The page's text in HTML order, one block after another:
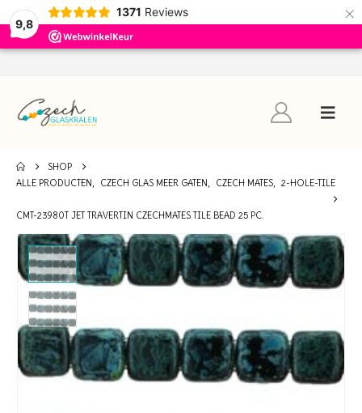
9,8
1371 Reviews ×
SHOP
ALLE PRODUCTEN, CZECH GLAS MEER GATEN, CZECH MATES, 2-HOLE-TILE
CMT-23980T JET TRAVERTIN CZECHMATES TILE BEAD 25 PC.